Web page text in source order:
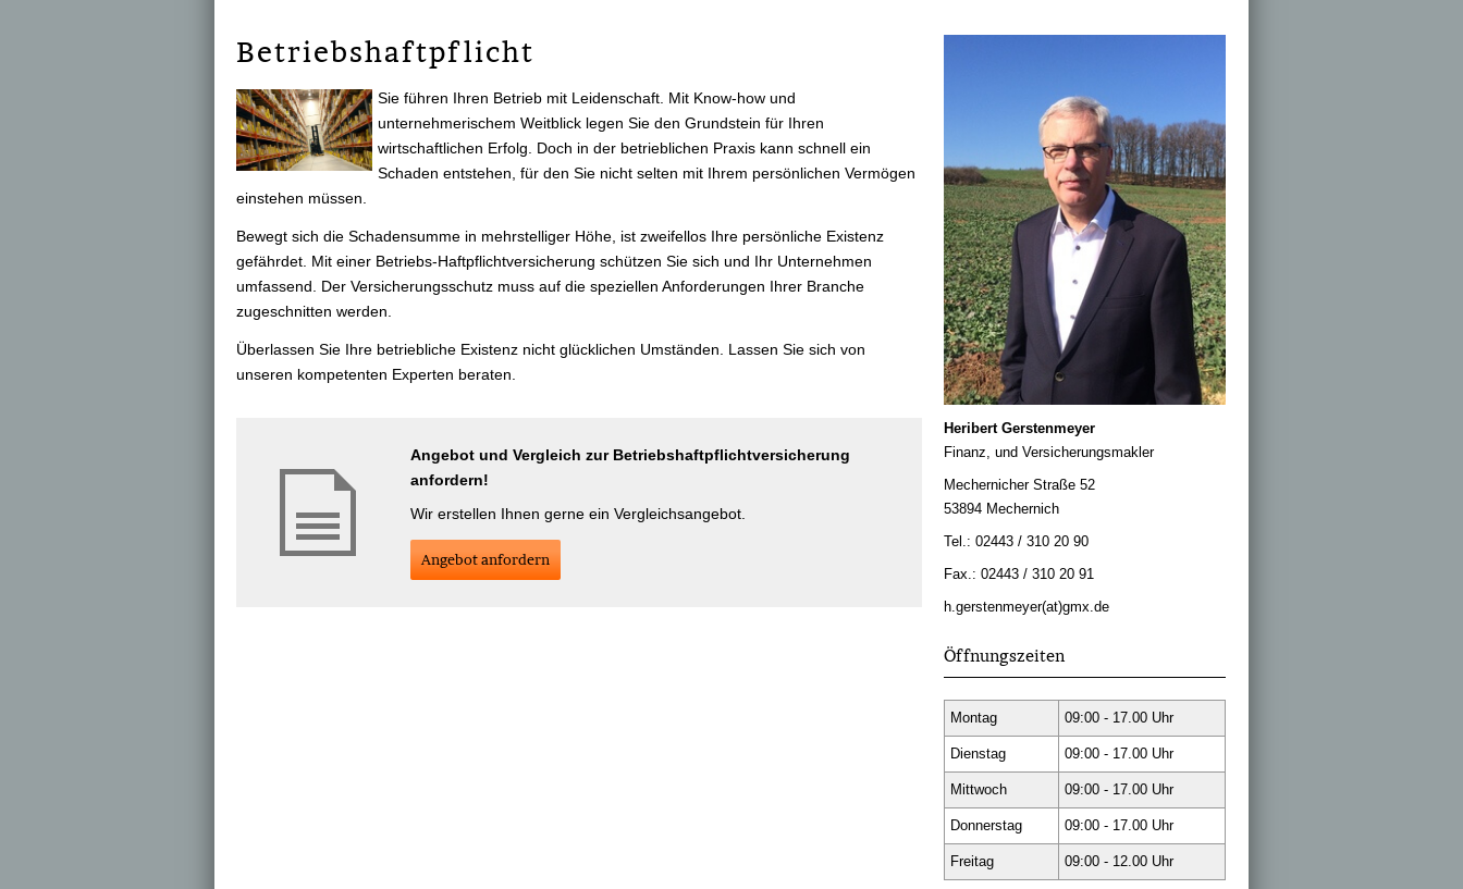
Heribert Gerstenmeyer
Finanz, und Ver­sicherungs­makler
Mechernicher Straße 52
53894 Mechernich
Tel.: 02443 / 310 20 90
Fax.: 02443 / 310 20 91
h.gerstenmeyer(at)gmx.de
Öffnungszeiten
Montag 09:00 - 17.00 Uhr
Dienstag 09:00 - 17.00 Uhr
Mittwoch 09:00 - 17.00 Uhr
Donnerstag 09:00 - 17.00 Uhr
Freitag 09:00 - 12.00 Uhr
Betriebshaftpflicht
Sie führen Ihren Betrieb mit Leidenschaft. Mit Know-how und
unternehmerischem Weitblick legen Sie den Grundstein für Ihren
wirtschaftlichen Erfolg. Doch in der betrieblichen Praxis kann schnell ein
Schaden entstehen, für den Sie nicht selten mit Ihrem persönlichen Vermögen
einstehen müssen.
Bewegt sich die Schadensumme in mehrstelliger Höhe, ist zweifellos Ihre persönliche Existenz
gefährdet. Mit einer Betriebs-Haft­pflichtversicherung schützen Sie sich und Ihr Unternehmen
umfassend. Der Versicherungsschutz muss auf die speziellen Anforderungen Ihrer Branche
zugeschnitten werden.
Überlassen Sie Ihre betriebliche Existenz nicht glücklichen Umständen. Lassen Sie sich von
unseren kompetenten Experten beraten.
Angebot und Vergleich zur Betriebshaftpflichtversicherung
anfordern!
Wir erstellen Ihnen gerne ein Vergleichsangebot.
An­ge­bot an­for­dern